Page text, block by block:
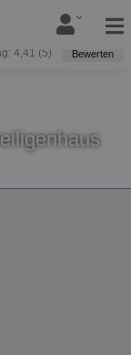
4,41 (5) Bewerten